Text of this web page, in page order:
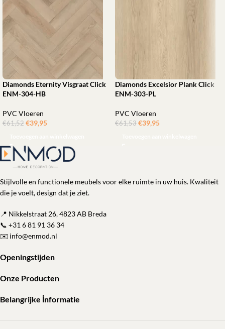
Diamonds Eternity Visgraat Click
ENM-304-HB
PVC Vloeren
€61,52 €39,95
Diamonds Excelsior Plank Click
ENM-303-PL
PVC Vloeren
€61,53 €39,95
Stijlvolle en functionele meubels voor elke ruimte in uw huis. Kwaliteit
die je voelt, design dat je ziet.
📍 Nikkelstraat 26, 4823 AB Breda
📞 +31 6 81 91 36 34
✉️ info@enmod.nl
Openingstijden
Onze Producten
Belangrijke İnformatie